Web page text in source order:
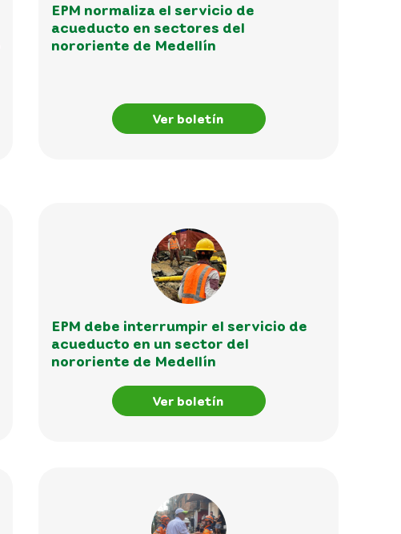
EPM normaliza el servicio de
acueducto en sectores del
nororiente de Medellín
Ver boletín
EPM debe interrumpir el servicio de
acueducto en un sector del
nororiente de Medellín
Ver boletín